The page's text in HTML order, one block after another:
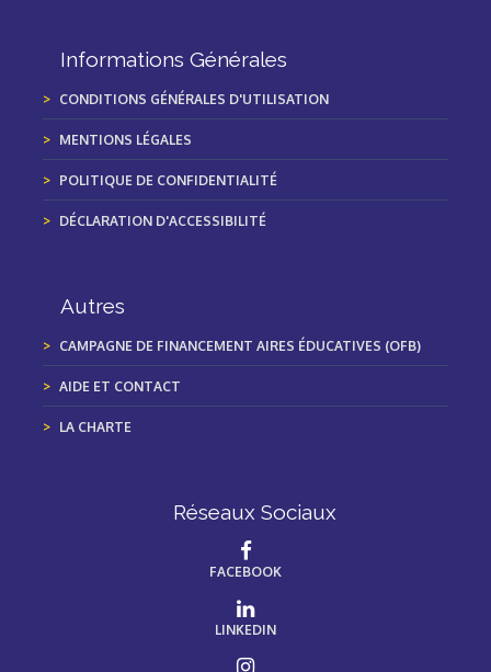
Informations Générales
CONDITIONS GÉNÉRALES D'UTILISATION
MENTIONS LÉGALES
POLITIQUE DE CONFIDENTIALITÉ
DÉCLARATION D'ACCESSIBILITÉ
Autres
CAMPAGNE DE FINANCEMENT AIRES ÉDUCATIVES (OFB)
AIDE ET CONTACT
LA CHARTE
Réseaux Sociaux
FACEBOOK
LINKEDIN